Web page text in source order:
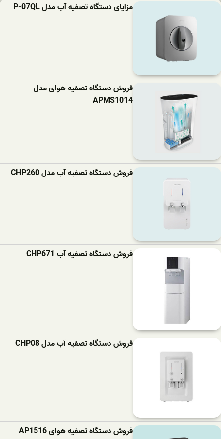
مزایای دستگاه تصفیه آب مدل P-07QL
فروش دستگاه تصفیه هوای مدل
APMS1014
فروش دستگاه تصفیه آب مدل CHP260
فروش دستگاه تصفیه آب CHP671
فروش دستگاه تصفیه آب مدل CHP08
فروش دستگاه تصفیه هوای AP1516